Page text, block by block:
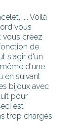
.... Voilà
vous
vous créez
de
s'agir d'un
d'une
en suivant
bijoux avec
pour
est
trop chargés